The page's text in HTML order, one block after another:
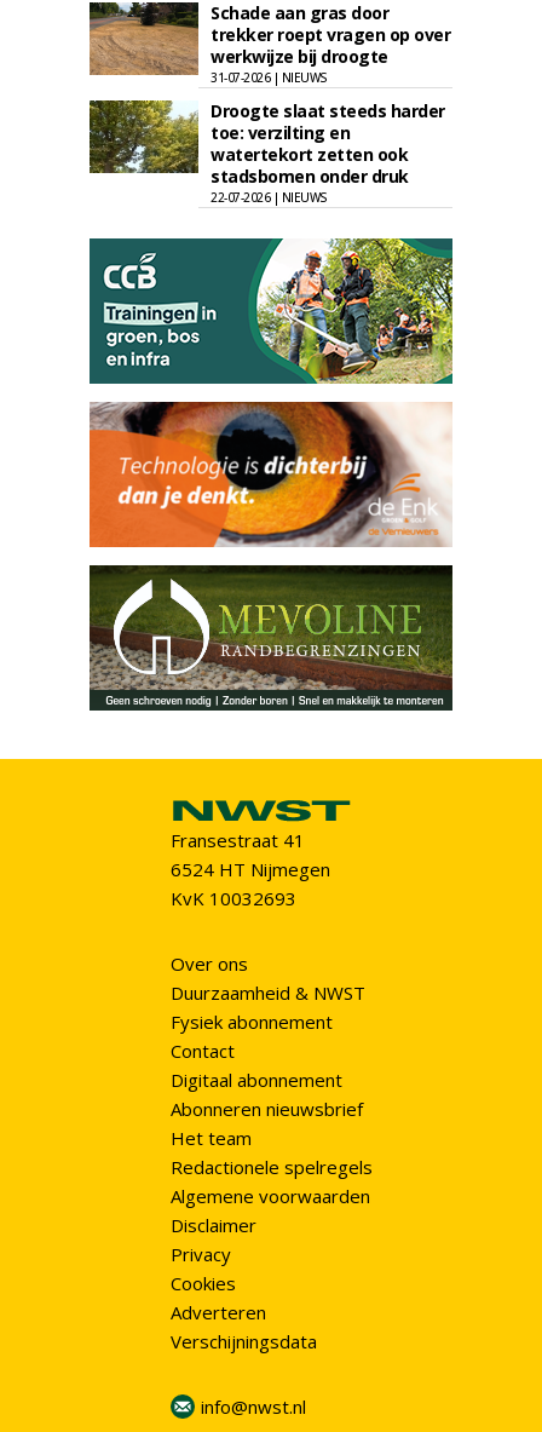
Schade aan gras door
trekker roept vragen op over
werkwijze bij droogte
31-07-2026 | NIEUWS
Droogte slaat steeds harder
toe: verzilting en
watertekort zetten ook
stadsbomen onder druk
22-07-2026 | NIEUWS
Fransestraat 41
6524 HT Nijmegen
KvK 10032693
Over ons
Duurzaamheid & NWST
Fysiek abonnement
Contact
Digitaal abonnement
Abonneren nieuwsbrief
Het team
Redactionele spelregels
Algemene voorwaarden
Disclaimer
Privacy
Cookies
Adverteren
Verschijningsdata
info@nwst.nl